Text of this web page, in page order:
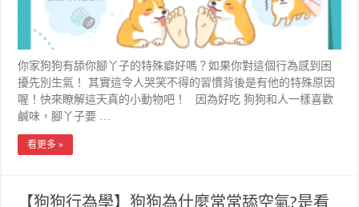
你家狗狗有舔你腳丫子的特殊癖好嗎？如果你對這個行為感到困
擾先別生氣！ 其實這令人哭笑不得的習慣背後是有他的特殊原因
喔！快來瞭解這天真的小動物吧！ 因為好吃 狗狗和人一樣喜歡
鹹味，腳丫子要 …
看更多 »
【狗狗行為學】狗狗為什麼常常舔空氣?是看